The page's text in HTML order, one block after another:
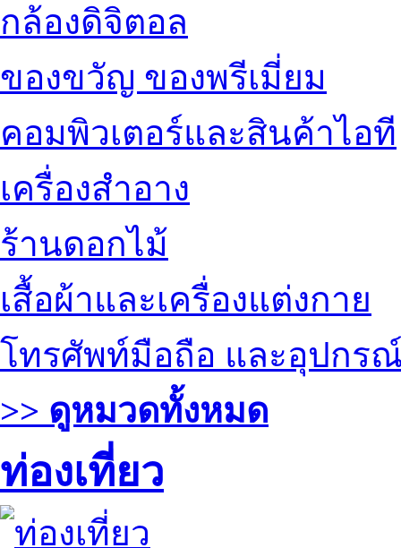
กล้องดิจิตอล
ของขวัญ ของพรีเมี่ยม
คอมพิวเตอร์และสินค้าไอที
เครื่องสำอาง
ร้านดอกไม้
เสื้อผ้าและเครื่องแต่งกาย
โทรศัพท์มือถือ และอุปกร
>> ดูหมวดทั้งหมด
ท่องเที่ยว